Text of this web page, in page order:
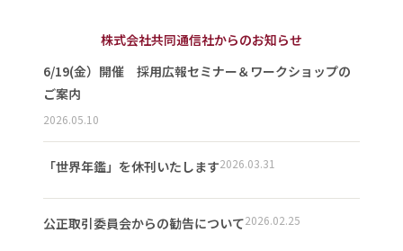
株式会社共同通信社からのお知らせ
6/19(金）開催 採用広報セミナー＆ワークショップの
ご案内
2026.05.10
「世界年鑑」を休刊いたします2026.03.31
公正取引委員会からの勧告について2026.02.25